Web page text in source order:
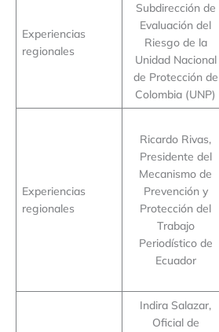
Experiencias
regionales
Subdirección de
Evaluación del
Riesgo de la
Unidad Nacional
de Protección de
Colombia (UNP)
Experiencias
regionales
Ricardo Rivas,
Presidente del
Mecanismo de
Prevención y
Protección del
Trabajo
Periodístico de
Ecuador
Indira Salazar,
Oficial de